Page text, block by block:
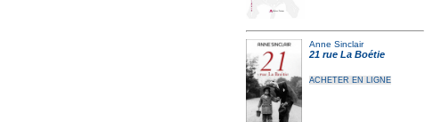
Anne Sinclair
21 rue La Boétie
ACHETER EN LIGNE